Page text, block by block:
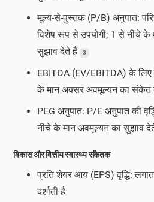
मूल्य-से-पुस्तक (P/B) अनुपात:
विशेष रूप से उपयोगी; 1 से नीचे के
सुझाव देते हैं
3
EBITDA (EV/EBITDA) के लिए
के मान अक्सर अवमूल्यन का संकेत
PEG अनुपात: P/E अनुपात की
नीचे के मान अवमूल्यन का सुझाव
विकास और वित्तीय स्वास्थ्य संकेतक
प्रति शेयर आय (EPS) वृद्धि:
दर्शाती है